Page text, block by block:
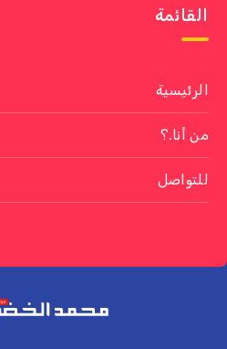
القائمة
الرئيسية
من أنا.؟
للتواصل